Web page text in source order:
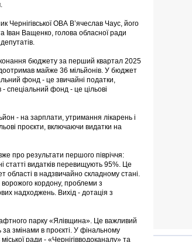
Чернігівської ОВА В’ячеслав Чаус, його
Ващенко, голова обласної ради
бюджету за перший квартал 2025
майже 36 мільйонів. У бюджет
фонд - це звичайні податки,
спеціальний фонд - це цільові
- на зарплати, утримання лікарень і
проєкти, включаючи видатки на
про результати першого півріччя:
видатків перевищують 95%. Це
області в надзвичайно складному стані.
ворожого кордону, проблеми з
надходжень. Вихід - дотація з
парку «Ялівщина». Це важливий
за змінами в проєкті. У фінальному
ради - «Чернігівводоканалу» та